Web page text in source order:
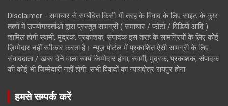
Disclaimer - समाचार से सम्बंधित किसी भी तरह के विवाद के लिए साइट के कुछ
तत्वों में उपयोगकर्ताओं द्वारा प्रस्तुत सामग्री ( समाचार / फोटो / विडियो आदि )
शामिल होगी स्वामी, मुद्रक, प्रकाशक, संपादक इस तरह के सामग्रियों के लिए कोई
ज़िम्मेदार नहीं स्वीकार करता है। न्यूज़ पोर्टल में प्रकाशित ऐसी सामग्री के लिए
संवाददाता / खबर देने वाला स्वयं जिम्मेदार होगा, स्वामी, मुद्रक, प्रकाशक, संपादक
की कोई भी जिम्मेदारी नहीं होगी. सभी विवादों का न्यायक्षेत्र रायपुर होगा
हमसे सम्पर्क करें